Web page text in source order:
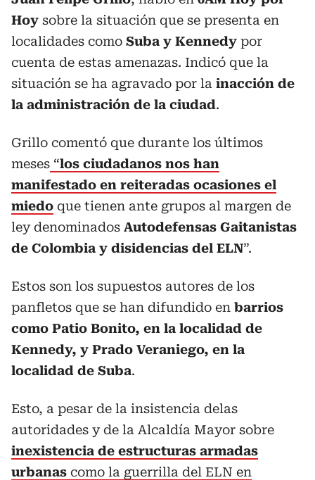
Hoy sobre la situación que se presenta en
localidades como Suba y Kennedy por
cuenta de estas amenazas. Indicó que la
situación se ha agravado por la inacción de
la administración de la ciudad.
Grillo comentó que durante los últimos
meses “los ciudadanos nos han
manifestado en reiteradas ocasiones el
miedo que tienen ante grupos al margen de
ley denominados Autodefensas Gaitanistas
de Colombia y disidencias del ELN”.
Estos son los supuestos autores de los
panfletos que se han difundido en barrios
como Patio Bonito, en la localidad de
Kennedy, y Prado Veraniego, en la
localidad de Suba.
Esto, a pesar de la insistencia delas
autoridades y de la Alcaldía Mayor sobre
inexistencia de estructuras armadas
urbanas como la guerrilla del ELN en